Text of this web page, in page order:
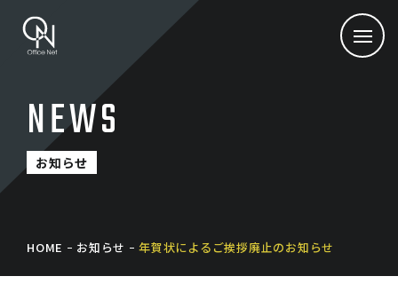
NEWS
お知らせ
HOME お知らせ 年賀状によるご挨拶廃止のお知らせ